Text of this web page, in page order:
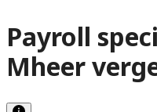
Payroll
Mheer